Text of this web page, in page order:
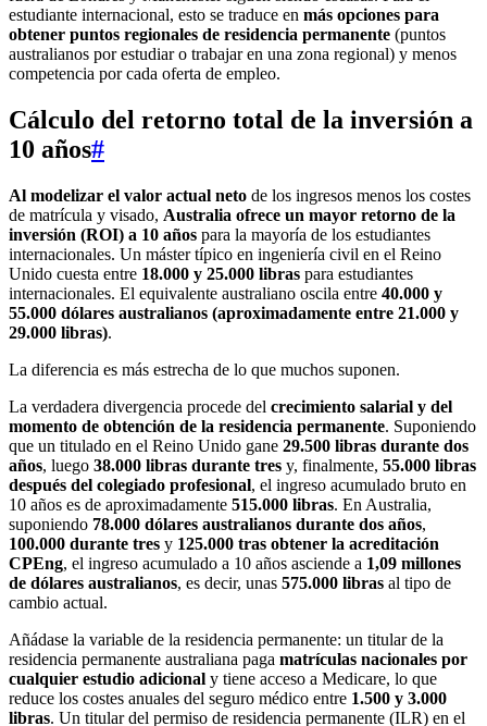
estudiante internacional, esto se traduce en más opciones para
obtener puntos regionales de residencia permanente (puntos
australianos por estudiar o trabajar en una zona regional) y menos
competencia por cada oferta de empleo.
Cálculo del retorno total de la inversión a
10 años#
Al modelizar el valor actual neto de los ingresos menos los costes
de matrícula y visado, Australia ofrece un mayor retorno de la
inversión (ROI) a 10 años para la mayoría de los estudiantes
internacionales. Un máster típico en ingeniería civil en el Reino
Unido cuesta entre 18.000 y 25.000 libras para estudiantes
internacionales. El equivalente australiano oscila entre 40.000 y
55.000 dólares australianos (aproximadamente entre 21.000 y
29.000 libras).
La diferencia es más estrecha de lo que muchos suponen.
La verdadera divergencia procede del crecimiento salarial y del
momento de obtención de la residencia permanente. Suponiendo
que un titulado en el Reino Unido gane 29.500 libras durante dos
años, luego 38.000 libras durante tres y, finalmente, 55.000 libras
después del colegiado profesional, el ingreso acumulado bruto en
10 años es de aproximadamente 515.000 libras. En Australia,
suponiendo 78.000 dólares australianos durante dos años,
100.000 durante tres y 125.000 tras obtener la acreditación
CPEng, el ingreso acumulado a 10 años asciende a 1,09 millones
de dólares australianos, es decir, unas 575.000 libras al tipo de
cambio actual.
Añádase la variable de la residencia permanente: un titular de la
residencia permanente australiana paga matrículas nacionales por
cualquier estudio adicional y tiene acceso a Medicare, lo que
reduce los costes anuales del seguro médico entre 1.500 y 3.000
libras. Un titular del permiso de residencia permanente (ILR) en el